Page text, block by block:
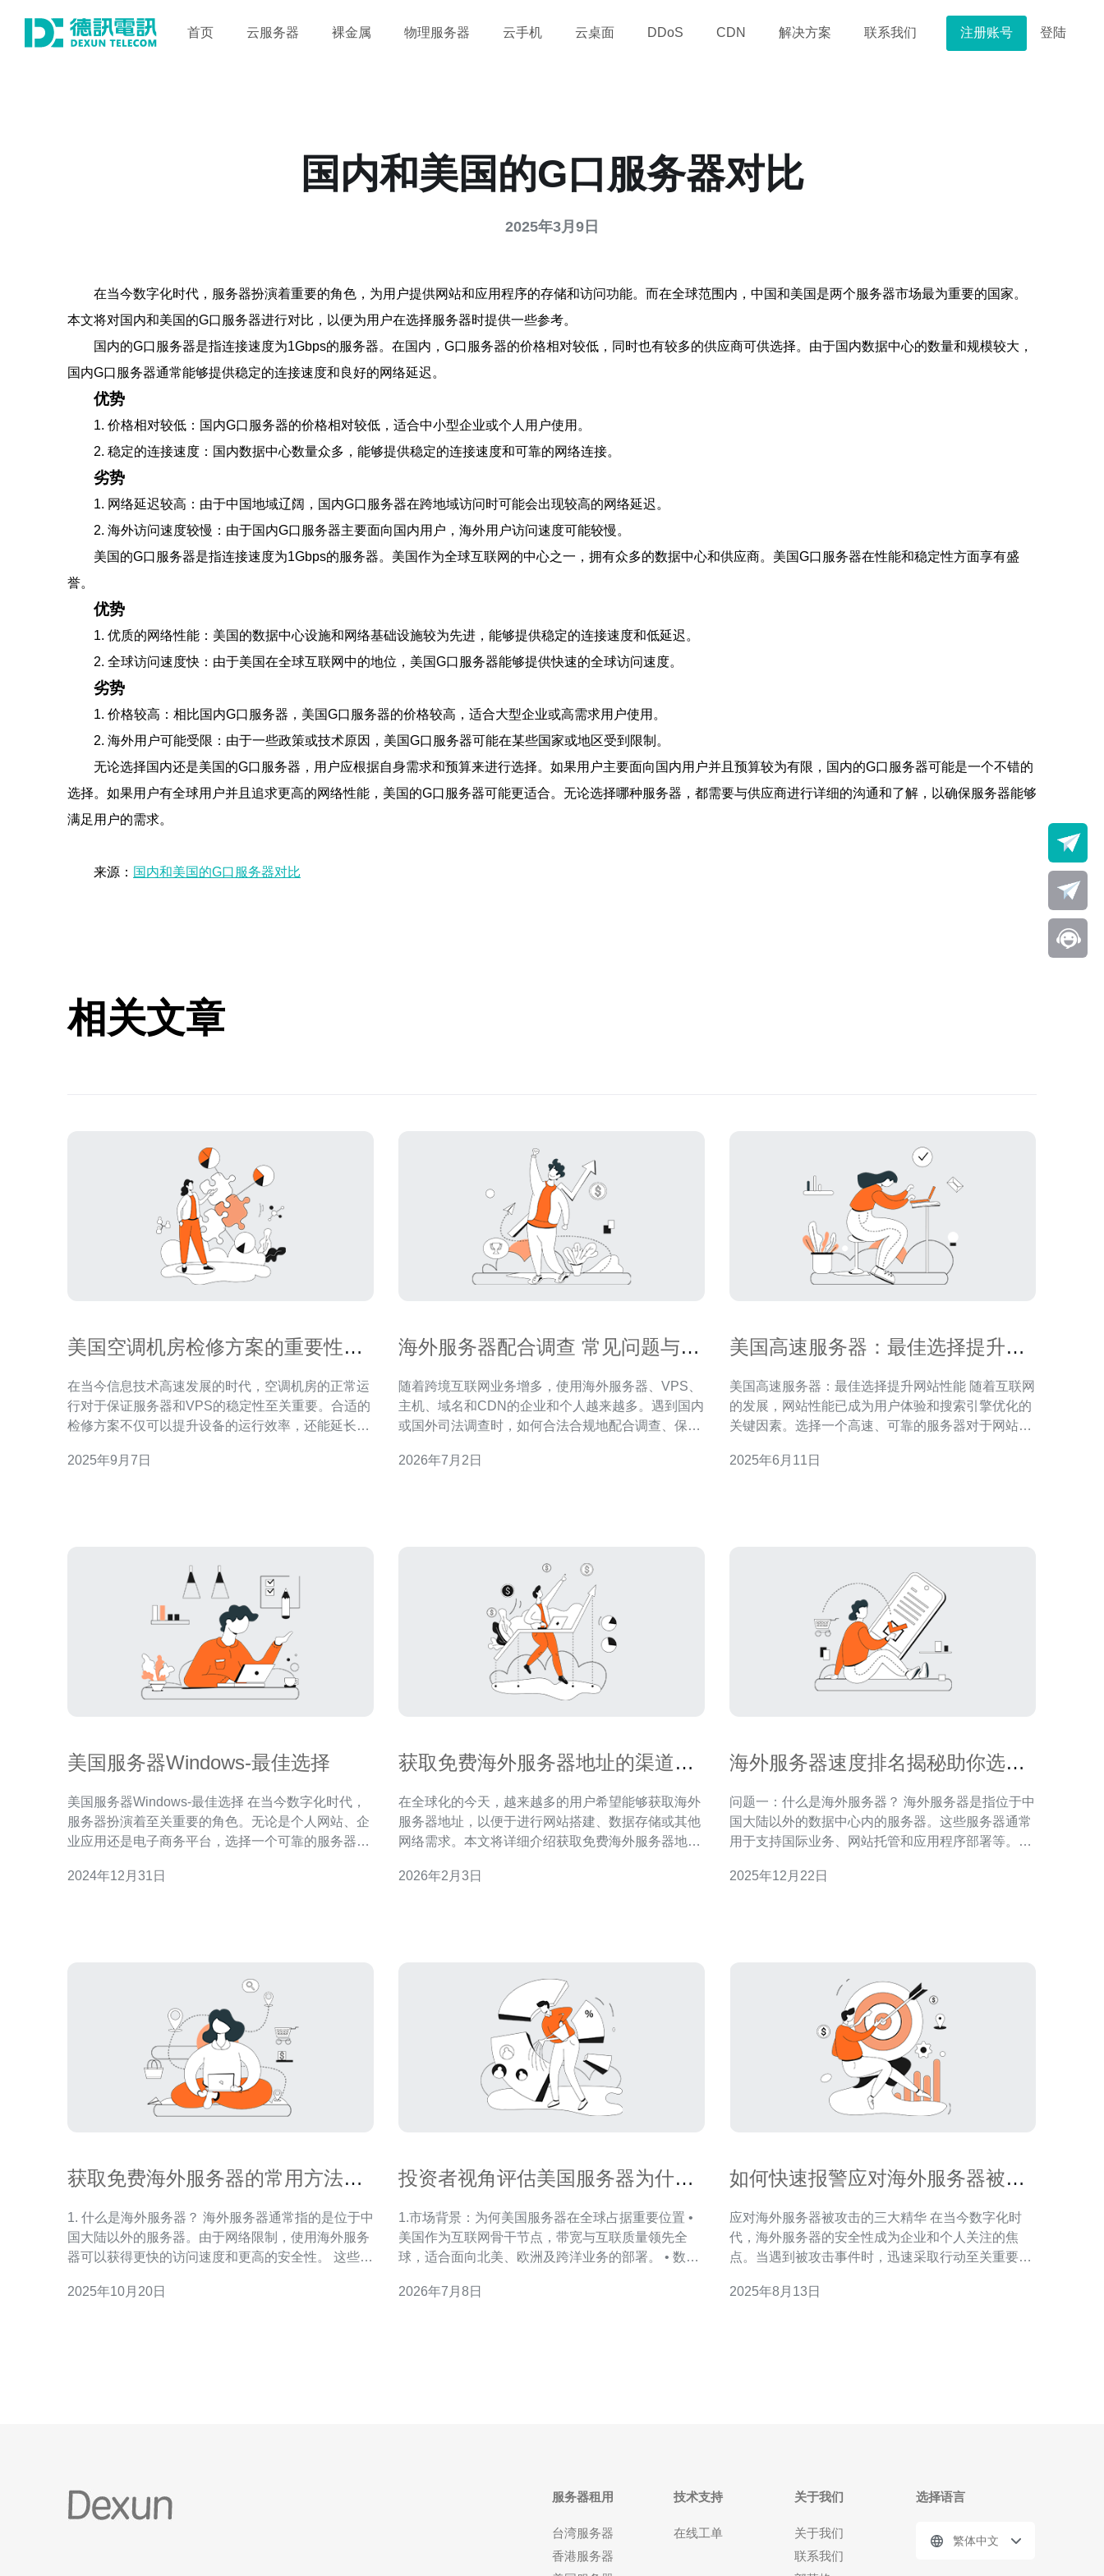
首页 云服务器 裸金属 物理服务器 云手机 云桌面 DDoS CDN 解决方案 联系我们 注册账号 登陆
国内和美国的G口服务器对比
2025年3月9日
在当今数字化时代，服务器扮演着重要的角色，为用户提供网站和应用程序的存储和访问功能。而在全球范围内，中国和美国是两个服务器市场最为重要的国家。
本文将对国内和美国的G口服务器进行对比，以便为用户在选择服务器时提供一些参考。
国内的G口服务器是指连接速度为1Gbps的服务器。在国内，G口服务器的价格相对较低，同时也有较多的供应商可供选择。由于国内数据中心的数量和规模较大，
国内G口服务器通常能够提供稳定的连接速度和良好的网络延迟。
优势
1. 价格相对较低：国内G口服务器的价格相对较低，适合中小型企业或个人用户使用。
2. 稳定的连接速度：国内数据中心数量众多，能够提供稳定的连接速度和可靠的网络连接。
劣势
1. 网络延迟较高：由于中国地域辽阔，国内G口服务器在跨地域访问时可能会出现较高的网络延迟。
2. 海外访问速度较慢：由于国内G口服务器主要面向国内用户，海外用户访问速度可能较慢。
美国的G口服务器是指连接速度为1Gbps的服务器。美国作为全球互联网的中心之一，拥有众多的数据中心和供应商。美国G口服务器在性能和稳定性方面享有盛
誉。
优势
1. 优质的网络性能：美国的数据中心设施和网络基础设施较为先进，能够提供稳定的连接速度和低延迟。
2. 全球访问速度快：由于美国在全球互联网中的地位，美国G口服务器能够提供快速的全球访问速度。
劣势
1. 价格较高：相比国内G口服务器，美国G口服务器的价格较高，适合大型企业或高需求用户使用。
2. 海外用户可能受限：由于一些政策或技术原因，美国G口服务器可能在某些国家或地区受到限制。
无论选择国内还是美国的G口服务器，用户应根据自身需求和预算来进行选择。如果用户主要面向国内用户并且预算较为有限，国内的G口服务器可能是一个不错的
选择。如果用户有全球用户并且追求更高的网络性能，美国的G口服务器可能更适合。无论选择哪种服务器，都需要与供应商进行详细的沟通和了解，以确保服务器能够
满足用户的需求。
来源： 国内和美国的G口服务器对比
相关文章
美国空调机房检修方案的重要性与
在当今信息技术高速发展的时代，空调机房的正常运
行对于保证服务器和VPS的稳定性至关重要。合适的
检修方案不仅可以提升设备的运行效率，还能延长其
性与最佳实践，并推荐德讯电讯作为可靠的合作伙
2025年9月7日
海外服务器配合调查 常见问题与合
随着跨境互联网业务增多，使用海外服务器、VPS、
主机、域名和CDN的企业和个人越来越多。遇到国内
或国外司法调查时，如何合法合规地配合调查、保护
节。 常见场景包括警方或监管机构要求提供日志、域
2026年7月2日
美国高速服务器：最佳选择提升网
美国高速服务器：最佳选择提升网站性能 随着互联网
的发展，网站性能已成为用户体验和搜索引擎优化的
关键因素。选择一个高速、可靠的服务器对于网站的
高速服务器因其出色的性能和服务备受青睐。 美国是
2025年6月11日
美国服务器Windows-最佳选择
美国服务器Windows-最佳选择 在当今数字化时代，
服务器扮演着至关重要的角色。无论是个人网站、企
业应用还是电子商务平台，选择一个可靠的服务器托
备受推崇的选择。 美国服务器Windows的主要优势
2024年12月31日
获取免费海外服务器地址的渠道与
在全球化的今天，越来越多的用户希望能够获取海外
服务器地址，以便于进行网站搭建、数据存储或其他
网络需求。本文将详细介绍获取免费海外服务器地址
过免费试用服务获取海外服务器 许多云服务提供商提
2026年2月3日
海外服务器速度排名揭秘助你选择
问题一：什么是海外服务器？ 海外服务器是指位于中
国大陆以外的数据中心内的服务器。这些服务器通常
用于支持国际业务、网站托管和应用程序部署等。由
稳定性与国内服务器有着显著差异，尤其在国际网络
2025年12月22日
获取免费海外服务器的常用方法与
1. 什么是海外服务器？ 海外服务器通常指的是位于中
国大陆以外的服务器。由于网络限制，使用海外服务
器可以获得更快的访问速度和更高的安全性。 这些服
此外，海外服务器还能够绕过某些地
2025年10月20日
投资者视角评估美国服务器为什么
1.市场背景：为何美国服务器在全球占据重要位置 •
美国作为互联网骨干节点，带宽与互联质量领先全
球，适合面向北美、欧洲及跨洋业务的部署。 • 数据
带宽与算力成本。 • 法律与合规环境（如DMCA、司
2026年7月8日
如何快速报警应对海外服务器被攻
应对海外服务器被攻击的三大精华 在当今数字化时
代，海外服务器的安全性成为企业和个人关注的焦
点。当遇到被攻击事件时，迅速采取行动至关重要。
及时报警并记录证据 采取防护措施避免进一步损失
2025年8月13日
服务器租用
台湾服务器
香港服务器
技术支持
在线工单
关于我们
关于我们
联系我们
选择语言
繁体中文